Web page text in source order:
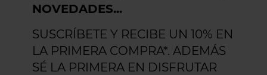
NOVEDADES...
SUSCRÍBETE Y RECIBE UN 10% EN
LA PRIMERA COMPRA*. ADEMÁS
SÉ LA PRIMERA EN DISFRUTAR